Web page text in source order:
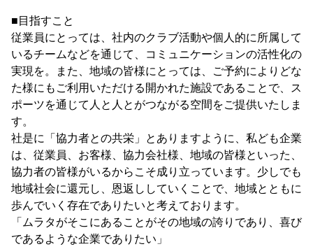
■目指すこと
従業員にとっては、社内のクラブ活動や個人的に所属して
いるチームなどを通じて、コミュニケーションの活性化の
実現を。また、地域の皆様にとっては、ご予約によりどな
た様にもご利用いただける開かれた施設であることで、ス
ポーツを通じて人と人とがつながる空間をご提供いたしま
す。
社是に「協力者との共栄」とありますように、私ども企業
は、従業員、お客様、協力会社様、地域の皆様といった、
協力者の皆様がいるからこそ成り立っています。少しでも
地域社会に還元し、恩返ししていくことで、地域とともに
歩んでいく存在でありたいと考えております。
「ムラタがそこにあることがその地域の誇りであり、喜び
であるような企業でありたい」